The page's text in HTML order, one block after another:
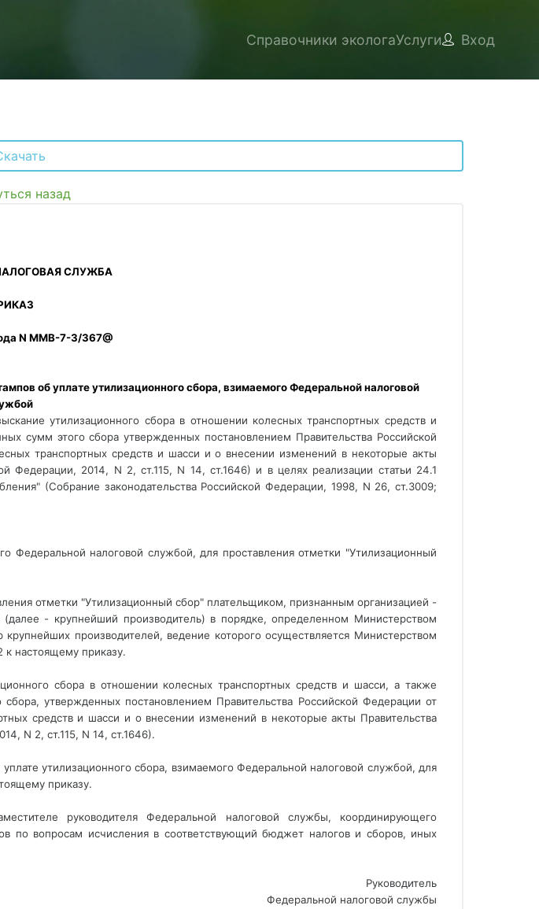
Справочники экологаУслуги Вход
назад
СЛУЖБА
N ММВ-7-3/367@
утилизационного сбора в отношении колесных транспортных средств и
сумм этого сбора утвержденных постановлением Правительства Российской
транспортных средств и шасси и о внесении изменений в некоторые акты
Федерации, 2014, N 2, ст.115, N 14, ст.1646) и в целях реализации статьи 24.1
(Собрание законодательства Российской Федерации, 1998, N 26, ст.3009;
Федеральной налоговой службой, для проставления отметки "Утилизационный
отметки "Утилизационный сбор" плательщиком, признанным организацией -
- крупнейший производитель) в порядке, определенном Министерством
производителей, ведение которого осуществляется Министерством
настоящему приказу.
сбора в отношении колесных транспортных средств и шасси, а также
утвержденных постановлением Правительства Российской Федерации от
средств и шасси и о внесении изменений в некоторые акты Правительства
N 2, ст.115, N 14, ст.1646).
утилизационного сбора, взимаемого Федеральной налоговой службой, для
приказу.
руководителя Федеральной налоговой службы, координирующего
по вопросам исчисления в соответствующий бюджет налогов и сборов, иных
Руководитель
Федеральной налоговой службы